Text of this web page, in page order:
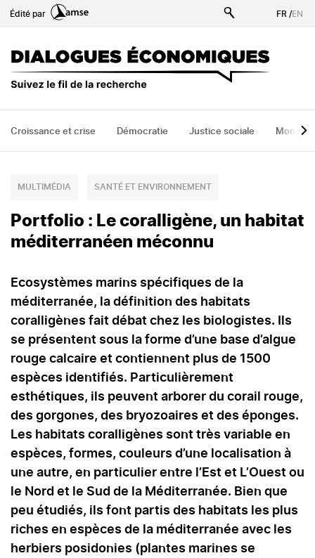
au
FR /EN
Édité par
Croissance et crise Démocratie Justice sociale Monde
MULTIMÉDIA SANTÉ ET ENVIRONNEMENT
Portfolio : Le coralligène, un habitat
méditerranéen méconnu
Ecosystèmes marins spécifiques de la
méditerranée, la définition des habitats
coralligènes fait débat chez les biologistes. Ils
se présentent sous la forme d’une base d’algue
rouge calcaire et contiennent plus de 1500
espèces identifiés. Particulièrement
esthétiques, ils peuvent arborer du corail rouge,
des gorgones, des bryozoaires et des éponges.
Les habitats coralligènes sont très variable en
espèces, formes, couleurs d’une localisation à
une autre, en particulier entre l’Est et L’Ouest ou
le Nord et le Sud de la Méditerranée. Bien que
peu étudiés, ils font partis des habitats les plus
riches en espèces de la méditerranée avec les
herbiers posidonies (plantes marines se